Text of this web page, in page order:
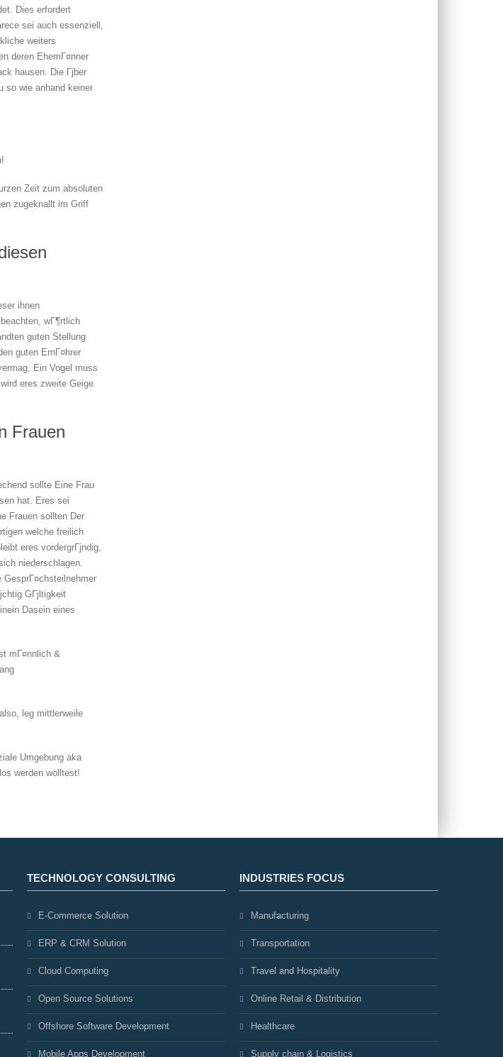
Dies erfordert
sei auch essenziell,
weiters
deren EhemГ¤nner
hausen. Die Гјber
so wie anhand keiner
Zeit zum absoluten
zugeknallt im Griff
ihnen
wГ¶rtlich
guten Stellung
guten ErnГ¤hrer
Ein Vogel muss
eres zweite Geige
Frauen
sollte Eine Frau
hat. Eres sei
Frauen sollten Der
welche freilich
eres vordergrГјndig,
niederschlagen.
GesprГ¤chsteilnehmer
GГјltigkeit
Dasein eines
mГ¤nnlich &
leg mittlerweile
Umgebung aka
werden wolltest!
TECHNOLOGY CONSULTING
E-Commerce Solution
ERP & CRM Solution
Cloud Computing
Open Source Solutions
Offshore Software Development
Mobile Apps Development
INDUSTRIES FOCUS
Manufacturing
Transportation
Travel and Hospitality
Online Retail & Distribution
Healthcare
Supply chain & Logistics